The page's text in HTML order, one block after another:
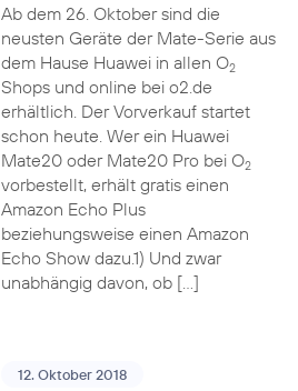
Ab dem 26. Oktober sind die
neusten Geräte der Mate-Serie aus
dem Hause Huawei in allen O2
Shops und online bei o2.de
erhältlich. Der Vorverkauf startet
schon heute. Wer ein Huawei
Mate20 oder Mate20 Pro bei O2
vorbestellt, erhält gratis einen
Amazon Echo Plus
beziehungsweise einen Amazon
Echo Show dazu.1) Und zwar
unabhängig davon, ob […]
12. Oktober 2018